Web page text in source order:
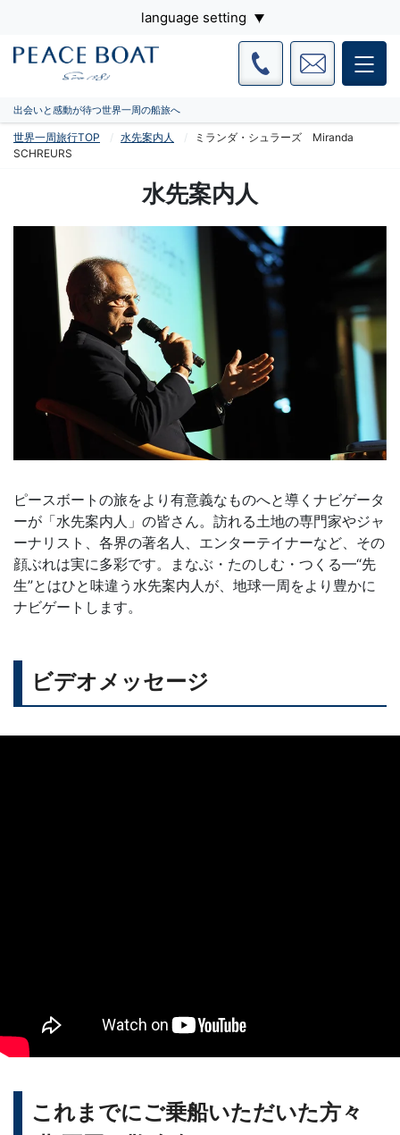
language setting
出会いと感動が待つ世界一周の船旅へ
世界一周旅行TOP 水先案内人
ミランダ・シュラーズ Miranda
SCHREURS
水先案内人
ピースボートの旅をより有意義なものへと導くナビゲータ
ーが「水先案内人」の皆さん。訪れる土地の専門家やジャ
ーナリスト、各界の著名人、エンターテイナーなど、その
顔ぶれは実に多彩です。まなぶ・たのしむ・つくる━“先
生”とはひと味違う水先案内人が、地球一周をより豊かに
ナビゲートします。
ビデオメッセージ
これまでにご乗船いただいた方々